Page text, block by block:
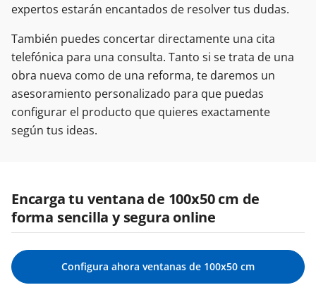
expertos estarán encantados de resolver tus dudas.
También puedes concertar directamente una cita
telefónica para una consulta. Tanto si se trata de una
obra nueva como de una reforma, te daremos un
asesoramiento personalizado para que puedas
configurar el producto que quieres exactamente
según tus ideas.
Encarga tu ventana de 100x50 cm de
forma sencilla y segura online
Configura ahora ventanas de 100x50 cm